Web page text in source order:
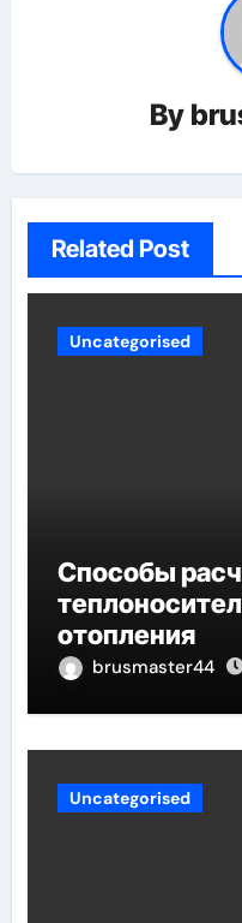
By
Related Post
Uncategorised
Способы
отопления
brusmaster44
Uncategorised